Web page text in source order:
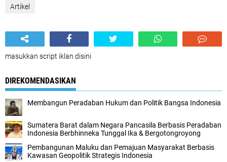
Artikel
masukkan script iklan disini
DIREKOMENDASIKAN
Membangun Peradaban Hukum dan Politik Bangsa Indonesia
Sumatera Barat dalam Negara Pancasila Berbasis Peradaban
Indonesia Berbhinneka Tunggal Ika & Bergotongroyong
Pembangunan Maluku dan Pemajuan Masyarakat Berbasis
Kawasan Geopolitik Strategis Indonesia